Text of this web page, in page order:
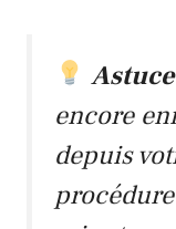
Astuce
encore
depuis